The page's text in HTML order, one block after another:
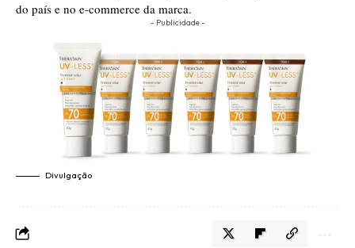
do país e no e-commerce da marca.
- Publicidade -
Divulgação